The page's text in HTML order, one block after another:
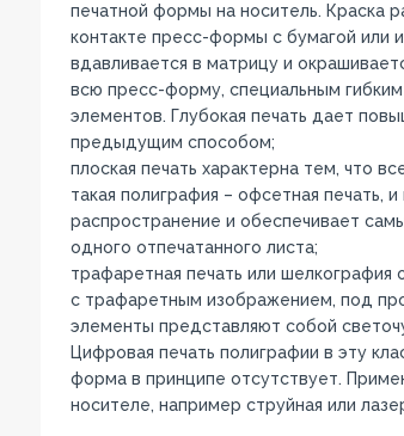
печатной формы на носитель. Краска
контакте пресс-формы с бумагой или
вдавливается в матрицу и
всю пресс-форму, специальным
элементов. Глубокая печать дает
предыдущим способом;
плоская печать характерна тем, что
такая полиграфия – офсетная печать,
распространение и обеспечивает
одного отпечатанного листа;
трафаретная печать или шелкография
с трафаретным изображением, под
элементы представляют собой
Цифровая печать полиграфии в эту
форма в принципе отсутствует.
носителе, например струйная или